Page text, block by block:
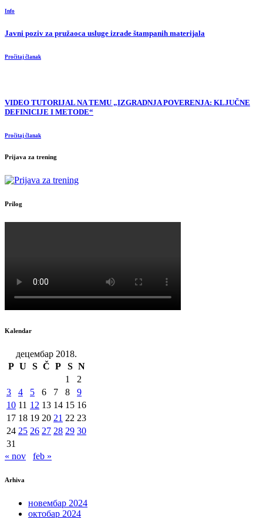
Info
Javni poziv za pružaoca usluge izrade štampanih materijala
Pročitaj članak
VIDEO TUTORIJAL NA TEMU „IZGRADNJA POVERENJA: KLJUČNE
DEFINICIJE I METODE“
Pročitaj članak
Prijava za trening
Prilog
Kalendar
децембар 2018.
P U S Č P S N
1
2
3
4 5 6 7 8
9
10 11 12 13 14 15 16
17 18 19 20 21 22 23
24 25 26 27 28 29 30
31
« nov
feb »
Arhiva
новембар 2024
октобар 2024